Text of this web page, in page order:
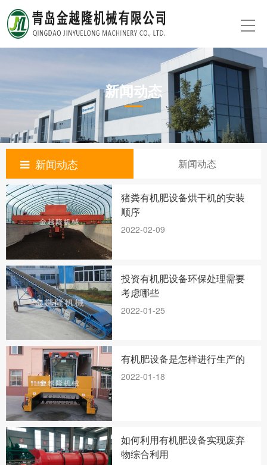
新闻动态
新闻动态 新闻动态
猪粪有机肥设备烘干机的安装
顺序
2022-02-09
投资有机肥设备环保处理需要
考虑哪些
2022-01-25
有机肥设备是怎样进行生产的
2022-01-18
如何利用有机肥设备实现废弃
物综合利用